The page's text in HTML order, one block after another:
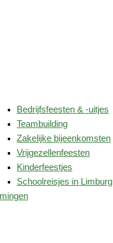
Bedrijfsfeesten & -uitjes
Teambuilding
Zakelijke bijeenkomsten
Vrijgezellenfeesten
Kinderfeestjes
Schoolreisjes in Limburg